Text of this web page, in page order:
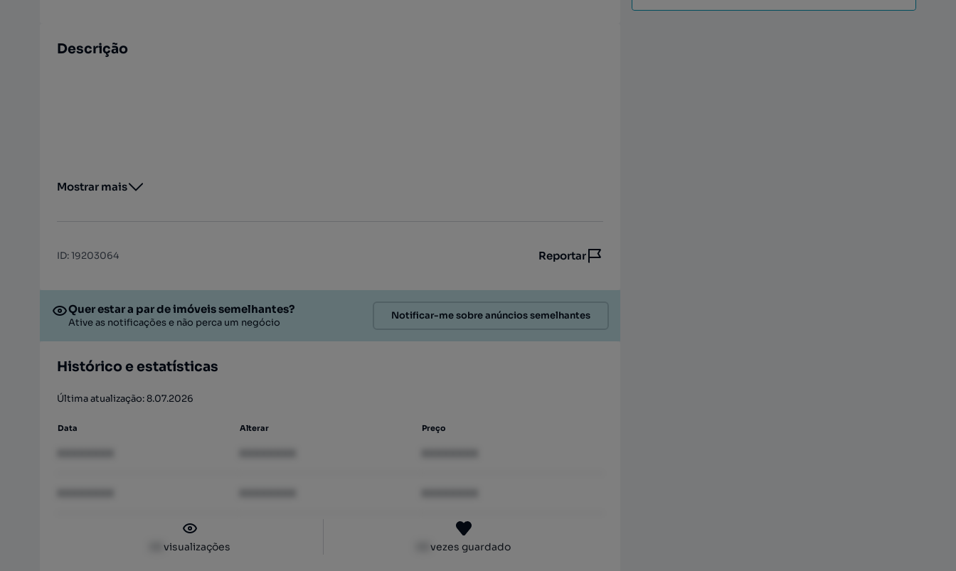
Descrição
Mostrar mais
ID:19203064 Reportar
Quer estar a par de imóveis semelhantes?
Ative as notificações e não perca um negócio
Notificar-me sobre anúncios semelhantes
Histórico e estatísticas
Última atualização: 8.07.2026
Data Alterar Preço
visualizações vezes guardado